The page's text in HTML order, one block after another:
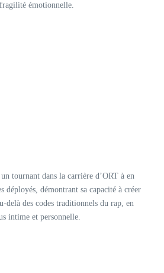
émotionnelle.
tournant dans la carrière d’ORT à en
déployés, démontrant sa capacité à créer
delà des codes traditionnels du rap, en
intime et personnelle.